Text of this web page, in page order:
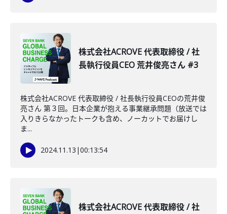
株式会社ACROVE 代表取締役 / 社
長執行役員CEO 荒井俊亮さん #3
株式会社ACROVE 代表取締役 / 社長執行役員CEOの荒井俊
亮さん 第３回。日本企業が抱える事業継承問題（放送では
入りきらなかったトークも含め、ノーカットでお届けし
ま...
2024.11.13 |00:13:54
株式会社ACROVE 代表取締役 / 社